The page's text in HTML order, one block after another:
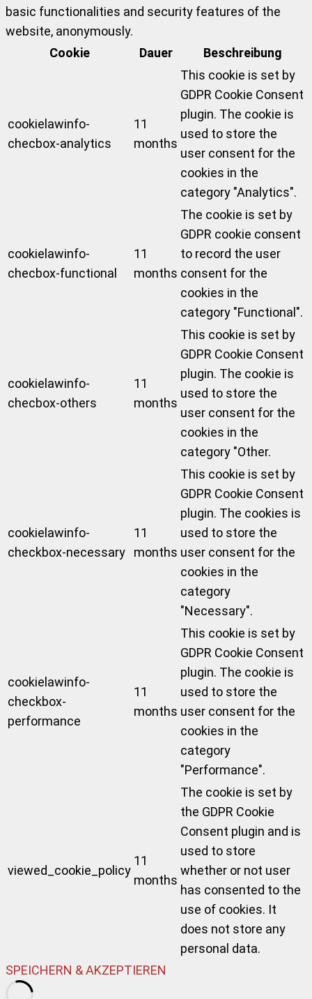
basic functionalities and security features of the
website, anonymously.
Cookie
Dauer Beschreibung
cookielawinfo-
checbox-analytics
11
months
This cookie is set by
GDPR Cookie Consent
plugin. The cookie is
used to store the
user consent for the
cookies in the
category "Analytics".
cookielawinfo-
checbox-functional
11
months
The cookie is set by
GDPR cookie consent
to record the user
consent for the
cookies in the
category "Functional".
cookielawinfo-
checbox-others
11
months
This cookie is set by
GDPR Cookie Consent
plugin. The cookie is
used to store the
user consent for the
cookies in the
category "Other.
cookielawinfo-
checkbox-necessary
11
months
This cookie is set by
GDPR Cookie Consent
plugin. The cookies is
used to store the
user consent for the
cookies in the
category
"Necessary".
cookielawinfo-
checkbox-
performance
11
months
This cookie is set by
GDPR Cookie Consent
plugin. The cookie is
used to store the
user consent for the
cookies in the
category
"Performance".
viewed_cookie_policy
11
months
The cookie is set by
the GDPR Cookie
Consent plugin and is
used to store
whether or not user
has consented to the
use of cookies. It
does not store any
personal data.
SPEICHERN & AKZEPTIEREN